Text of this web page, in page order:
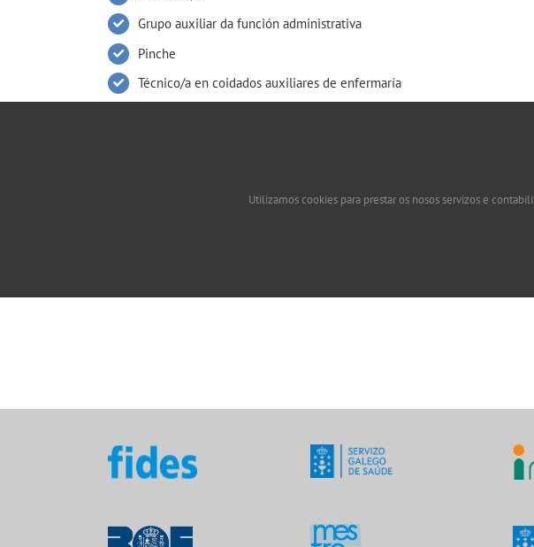
Grupo auxiliar da función administrativa
Pinche
Técnico/a en coidados auxiliares de enfermaría
Utilizamos cookies para prestar os nosos servizos e